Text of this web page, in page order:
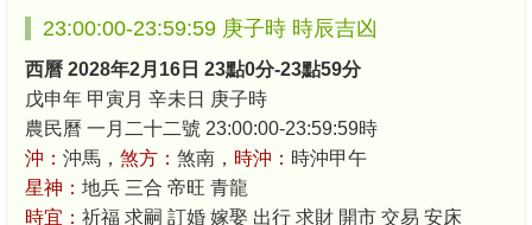
23:00:00-23:59:59 庚子時 時辰吉凶
西曆 2028年2月16日 23點0分-23點59分
戊申年 甲寅月 辛未日 庚子時
農民曆 一月二十二號 23:00:00-23:59:59時
沖： 沖馬， 煞方： 煞南， 時沖： 時沖甲午
星神： 地兵 三合 帝旺 青龍
時宜： 祈福 求嗣 訂婚 嫁娶 出行 求財 開市 交易 安床